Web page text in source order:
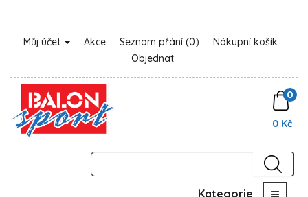
Můj účet Akce Seznam přání (0)
Nákupní košík
Objednat
0
0 Kč
Kategorie